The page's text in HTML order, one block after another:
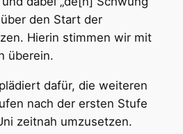
den Start der
Hierin stimmen wir mit
überein.
plädiert dafür, die weiteren
nach der ersten Stufe
zeitnah umzusetzen.